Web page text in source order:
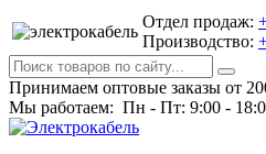
Отдел продаж:
Производство:
Принимаем оптовые заказы от
Мы работаем: Пн - Пт: 9:00 -